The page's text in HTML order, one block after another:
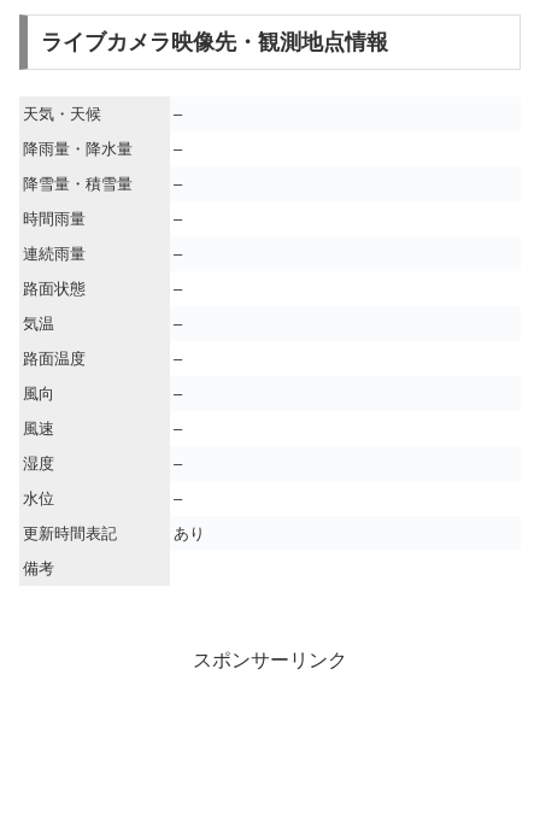
ライブカメラ映像先・観測地点情報
天気・天候
–
降雨量・降水量
–
降雪量・積雪量
–
時間雨量
–
連続雨量
–
路面状態
–
気温
–
路面温度
–
風向
–
風速
–
湿度
–
水位
–
更新時間表記
あり
備考
スポンサーリンク